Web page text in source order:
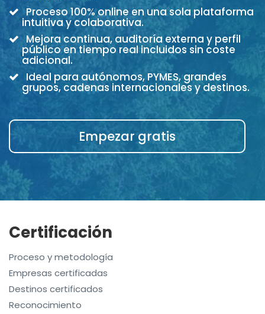
Proceso 100% online en una sola plataforma
intuitiva y colaborativa.
Mejora continua, auditoría externa y perfil
público en tiempo real incluidos sin coste
adicional.
Ideal para autónomos, PYMES, grandes
grupos, cadenas internacionales y destinos.
Empezar gratis
Certificación
Proceso y metodología
Empresas certificadas
Destinos certificados
Reconocimiento